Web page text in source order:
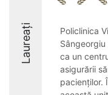
Laureați
Policlinica
ca un
asigurării
pacienților.